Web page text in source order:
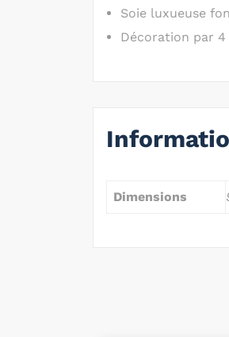
Soie luxueuse
Décoration par
Dimensions